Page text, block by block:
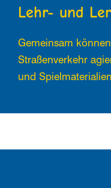
Lehr- und
Gemeinsam
Straßenverkehr
und